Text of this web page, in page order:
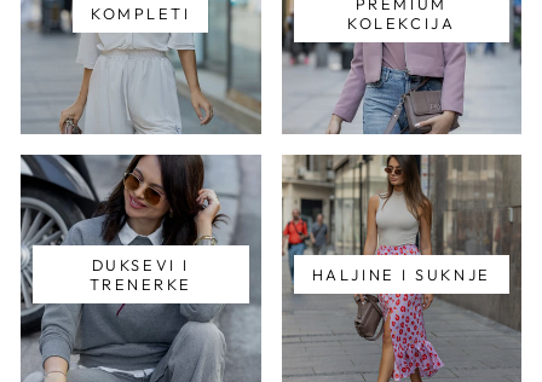
KOMPLETI
PREMIUM
KOLEKCIJA
DUKSEVI I
TRENERKE
HALJINE I SUKNJE